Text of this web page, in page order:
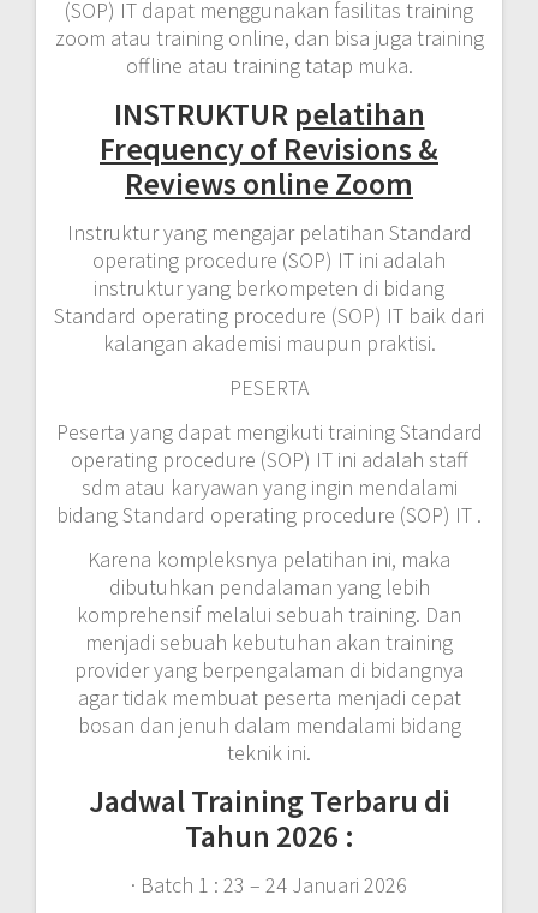
(SOP) IT dapat menggunakan fasilitas training
zoom atau training online, dan bisa juga training
offline atau training tatap muka.
INSTRUKTUR pelatihan
Frequency of Revisions &
Reviews online Zoom
Instruktur yang mengajar pelatihan Standard
operating procedure (SOP) IT ini adalah
instruktur yang berkompeten di bidang
Standard operating procedure (SOP) IT baik dari
kalangan akademisi maupun praktisi.
PESERTA
Peserta yang dapat mengikuti training Standard
operating procedure (SOP) IT ini adalah staff
sdm atau karyawan yang ingin mendalami
bidang Standard operating procedure (SOP) IT .
Karena kompleksnya pelatihan ini, maka
dibutuhkan pendalaman yang lebih
komprehensif melalui sebuah training. Dan
menjadi sebuah kebutuhan akan training
provider yang berpengalaman di bidangnya
agar tidak membuat peserta menjadi cepat
bosan dan jenuh dalam mendalami bidang
teknik ini.
Jadwal Training Terbaru di
Tahun 2026 :
· Batch 1 : 23 – 24 Januari 2026